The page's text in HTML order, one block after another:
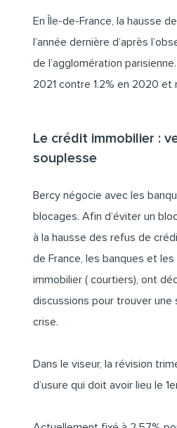
En Île-de-France, la hausse
l’année dernière d’après
de l’agglomération
2021 contre 1.2% en 2020 et
Le crédit immobilier :
souplesse
Bercy négocie avec les
blocages. Afin d’éviter un
à la hausse des refus de
de France, les banques et
immobilier ( courtiers), ont
discussions pour trouver
crise.
Dans le viseur, la révision
d’usure qui doit avoir lieu le